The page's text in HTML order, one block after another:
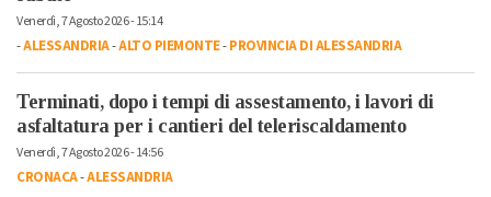
Venerdì, 7 Agosto 2026 - 15:14
-ALESSANDRIA-ALTO PIEMONTE-PROVINCIA DI ALESSANDRIA
Terminati, dopo i tempi di assestamento, i lavori di
asfaltatura per i cantieri del teleriscaldamento
Venerdì, 7 Agosto 2026 - 14:56
CRONACA-ALESSANDRIA